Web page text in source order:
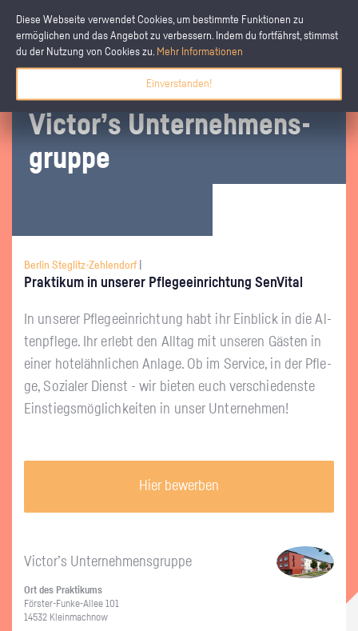
Diese Webseite verwendet Cookies, um bestimmte Funktionen zu
ermöglichen und das Angebot zu verbessern. Indem du fortfährst, stimmst
du der Nutzung von Cookies zu. Mehr Informationen
Einverstanden!
Vic­tor’s Un­ter­neh­mens­
grup­pe
Berlin Steglitz-Zehlendorf
Prak­ti­kum in un­se­rer Pfle­ge­ein­rich­tung Sen­Vi­tal
In un­se­rer Pfle­ge­ein­rich­tung habt ihr Ein­blick in die Al­
ten­pfle­ge. Ihr er­lebt den All­tag mit un­se­ren Gäs­ten in
einer ho­tel­ähn­li­chen An­la­ge. Ob im Ser­vice, in der Pfle­
ge, So­zia­ler Dienst - wir bie­ten euch ver­schie­dens­te
Ein­stiegs­mög­lich­kei­ten in unser Un­ter­neh­men!
Hier bewerben
Vic­tor’s Un­ter­neh­mens­grup­pe
Ort des Prak­ti­kums
Förs­ter-Fun­ke-Al­lee 101
14532 Klein­mach­now